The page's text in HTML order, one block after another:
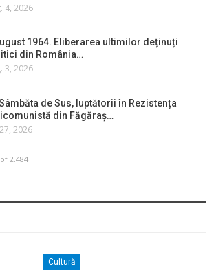
4, 2026
1964. Eliberarea ultimilor deținuți
din România…
3, 2026
de Sus, luptătorii în Rezistența
din Făgăraș…
2026
2.484
Cultură